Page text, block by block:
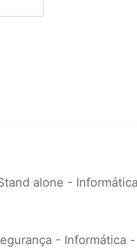
alone -
- Informática